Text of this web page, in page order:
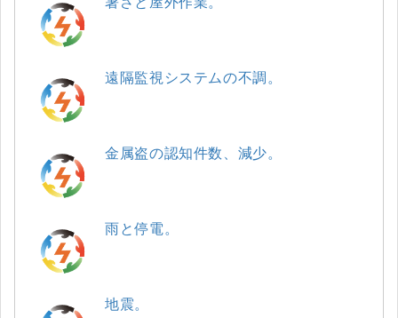
遠隔監視システムの不調。
金属盗の認知件数、減少。
雨と停電。
地震。